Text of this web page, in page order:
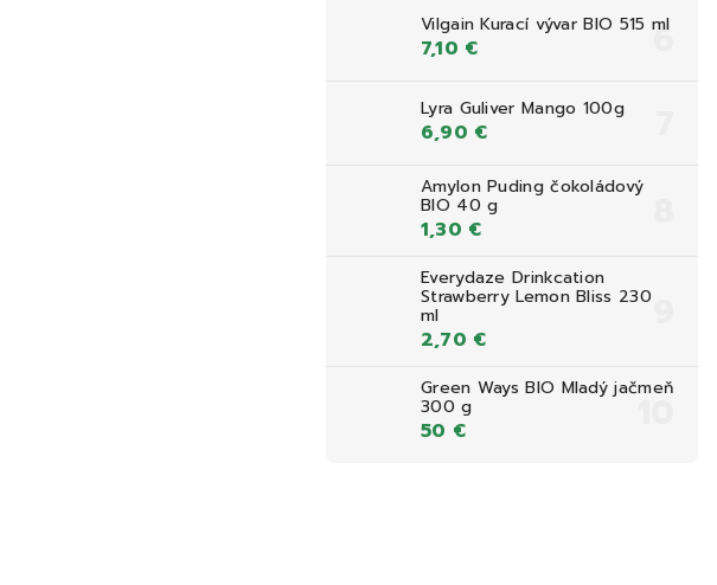
Vilgain Kurací vývar BIO 515 ml
7,10 €
Lyra Guliver Mango 100g
6,90 €
Amylon Puding čokoládový
BIO 40 g
1,30 €
Everydaze Drinkcation
Strawberry Lemon Bliss 230
ml
2,70 €
Green Ways BIO Mladý jačmeň
300 g
50 €